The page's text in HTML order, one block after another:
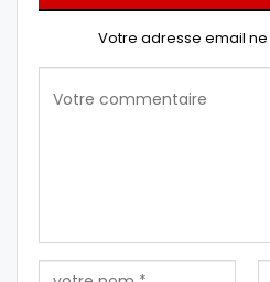
Votre adresse email